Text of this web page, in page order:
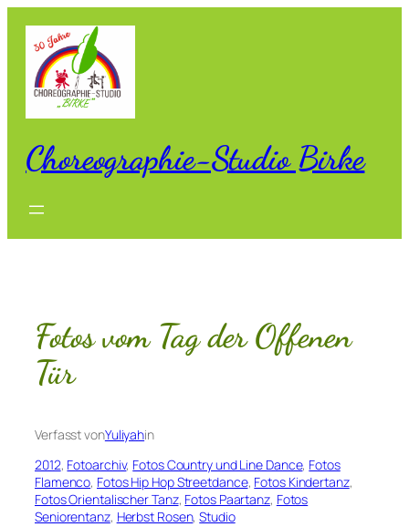
Inhalt
springen
Choreographie-Studio Birke
Fotos vom Tag der Offenen
Tür
Verfasst vonYuliyahin
2012, Fotoarchiv, Fotos Country und Line Dance, Fotos
Flamenco, Fotos Hip Hop Streetdance, Fotos Kindertanz
Fotos Orientalischer Tanz, Fotos Paartanz, Fotos
Seniorentanz, Herbst Rosen, Studio